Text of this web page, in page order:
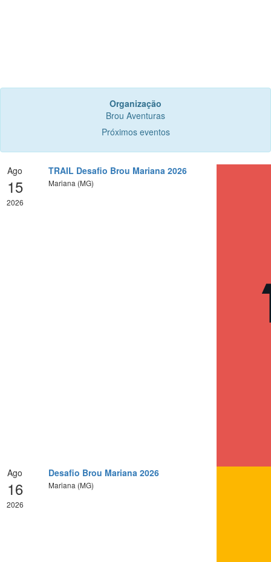
Organização
Brou Aventuras
Próximos eventos
Ago
15
2026
TRAIL Desafio Brou Mariana 2026
Mariana (MG)
Ago
16
2026
Desafio Brou Mariana 2026
Mariana (MG)